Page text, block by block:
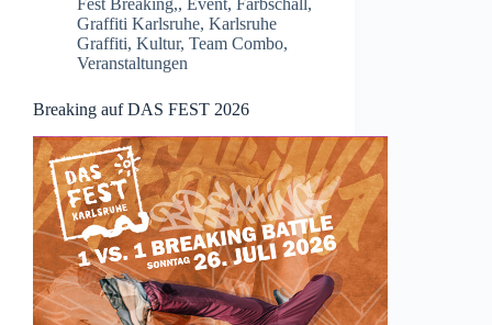
Fest Breaking,, Event, Farbschall,
Graffiti Karlsruhe, Karlsruhe
Graffiti, Kultur, Team Combo,
Veranstaltungen
Breaking auf DAS FEST 2026